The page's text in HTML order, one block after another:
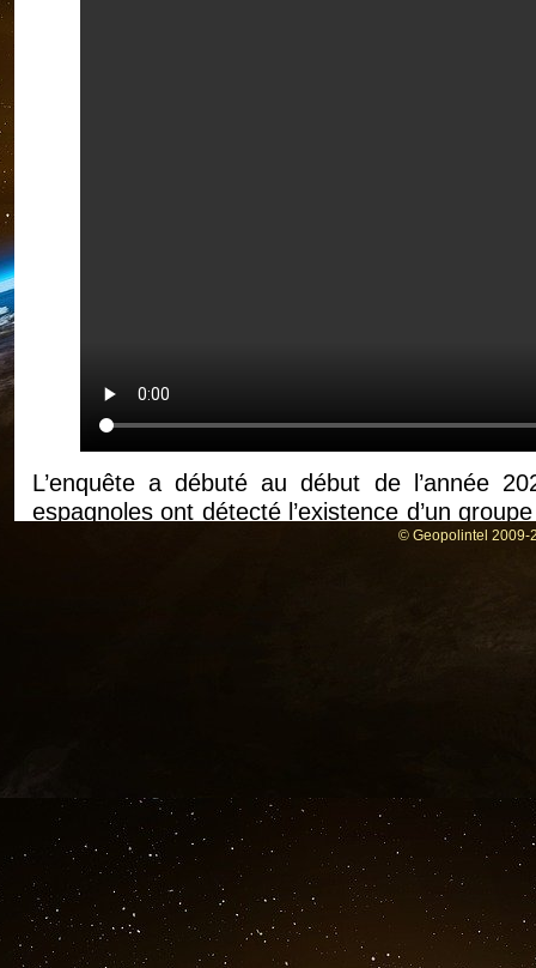
L’enquête a débuté au début de l’année
espagnoles ont détecté l’existence d’un
sur la messagerie cryptée Telegram en France.
précédent”, détaille le quotidien madrilène.
Quelques semaines plus tard, six
groupe et “1 600 clients présumés
espagnol Omar Montes (qui a nié toute
Cameno, “connue comme étant ‘la reine de
surnommé Moli.
© Geopolintel 2009-